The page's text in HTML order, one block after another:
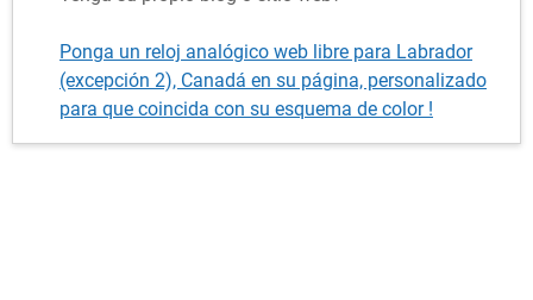
Ponga un reloj analógico web libre para Labrador
(excepción 2), Canadá en su página, personalizado
para que coincida con su esquema de color !